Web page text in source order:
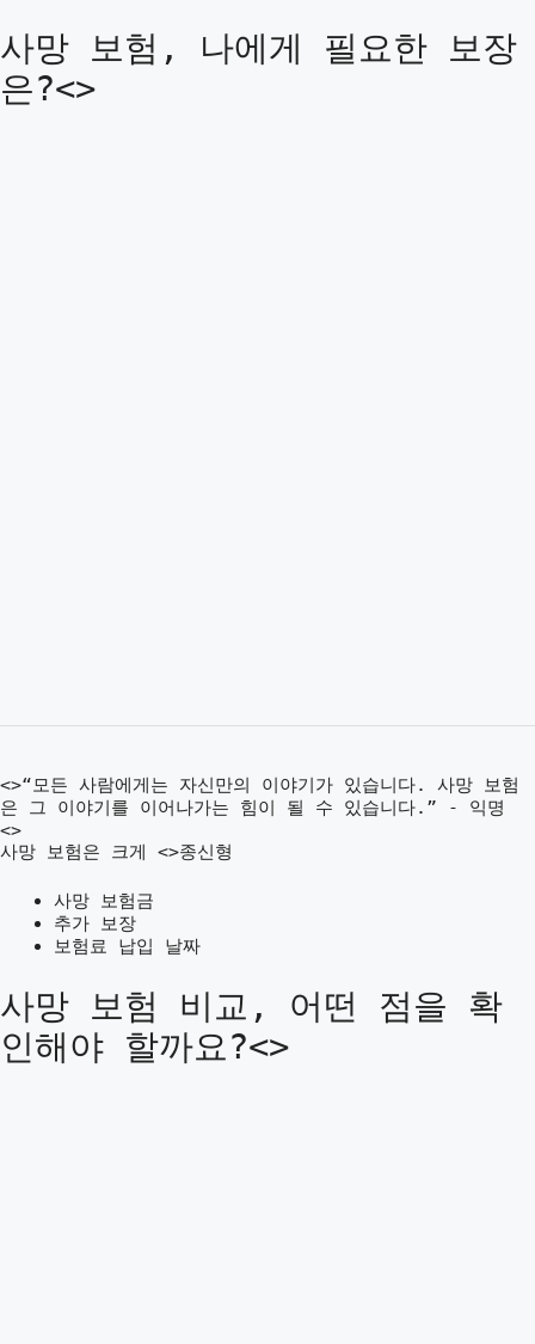
사망 보험, 나에게 필요한 보장
은?<>
<>“모든 사람에게는 자신만의 이야기가 있습니다. 사망 보험
은 그 이야기를 이어나가는 힘이 될 수 있습니다.” - 익명
<>
사망 보험은 크게 <>종신형
사망 보험금
추가 보장
보험료 납입 날짜
사망 보험 비교, 어떤 점을 확
인해야 할까요?<>